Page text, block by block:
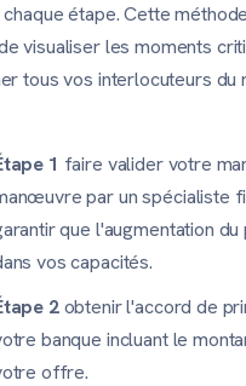
étape. Cette
visualiser les moments
tous vos interlocuteurs du
1 faire valider votre
par un spécialiste
que l'augmentation
vos capacités.
2obtenir l'accord de
banque incluant le
offre.